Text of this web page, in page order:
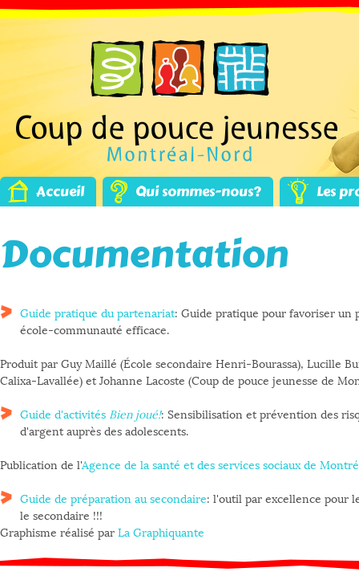
Accueil Qui sommes-nous? Les
Documentation
Guide pratique du partenariat: Guide pratique pour favoriser un
école-communauté efficace.
Produit par Guy Maillé (École secondaire Henri-Bourassa), Lucille
Calixa-Lavallée) et Johanne Lacoste (Coup de pouce jeunesse de
Guide d'activités Bien joué!: Sensibilisation et prévention des
d'argent auprès des adolescents.
Publication de l'Agence de la santé et des services sociaux de
Guide de préparation au secondaire: l'outil par excellence pour
le secondaire !!!
Graphisme réalisé parLa Graphiquante